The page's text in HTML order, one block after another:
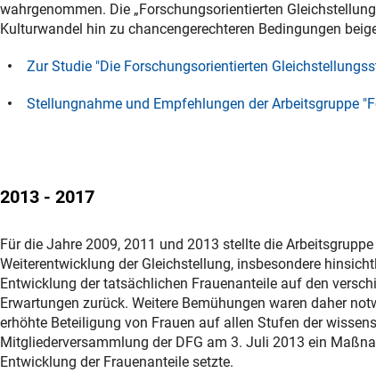
wahrgenommen. Die „Forschungsorientierten
Kulturwandel hin zu chancengerechteren Bedingungen
Zur Studie "Die Forschungsorientierten
Stellungnahme und Empfehlungen der Arbeitsgruppe
2013 - 2017
Für die Jahre 2009, 2011 und 2013 stellte die
Weiterentwicklung der Gleichstellung, insbesondere
Entwicklung der tatsächlichen Frauenanteile auf den
Erwartungen zurück. Weitere Bemühungen waren daher
erhöhte Beteiligung von Frauen auf allen Stufen der
Mitgliederversammlung der DFG am 3. Juli 2013 ein
Entwicklung der Frauenanteile setzte.